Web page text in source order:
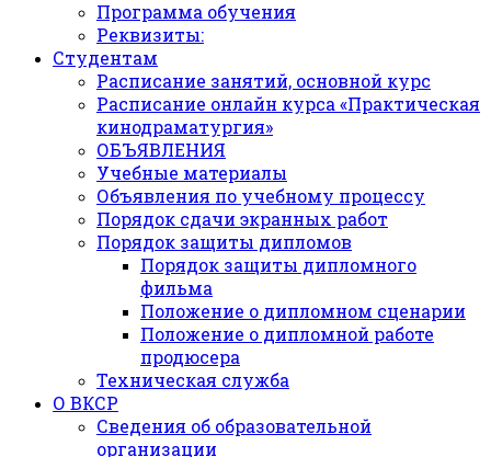
Программа обучения
Реквизиты:
Студентам
Расписание занятий, основной курс
Расписание онлайн курса «Практическая
кинодраматургия»
ОБЪЯВЛЕНИЯ
Учебные материалы
Объявления по учебному процессу
Порядок сдачи экранных работ
Порядок защиты дипломов
Порядок защиты дипломного
фильма
Положение о дипломном сценарии
Положение о дипломной работе
продюсера
Техническая служба
О ВКСР
Сведения об образовательной
организации